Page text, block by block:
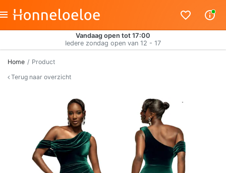
Vandaag open tot 17:00
Iedere zondag open van 12 - 17
Home
Product
Terug naar overzicht